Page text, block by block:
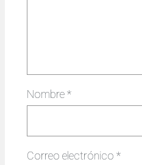
Nombre*
Correo electrónico *